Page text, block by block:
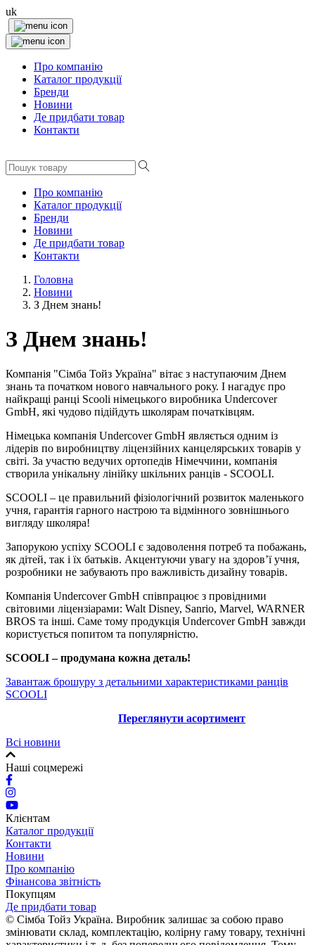
uk
Про компанію
Каталог продукції
Бренди
Новини
Де придбати товар
Контакти
Про компанію
Каталог продукції
Бренди
Новини
Де придбати товар
Контакти
Головна
Новини
З Днем знань!
З Днем знань!
Компанія "Сімба Тойз Україна" вітає з наступаючим Днем
знань та початком нового навчального року. І нагадує про
найкращі ранці Scooli німецького виробника Undercover
GmbH, які чудово підійдуть школярам початківцям.
Німецька компанія Undercover GmbH являється одним із
лідерів по виробництву ліцензійних канцелярських товарів у
світі. За участю ведучих ортопедів Німеччини, компанія
створила унікальну лінійку шкільних ранців - SCOOLI.
SCOOLI – це правильний фізіологічний розвиток маленького
учня, гарантія гарного настрою та відмінного зовнішнього
вигляду школяра!
Запорукою успіху SCOOLI є задоволення потреб та побажань,
як дітей, так і їх батьків. Акцентуючи увагу на здоров’ї учня,
розробники не забувають про важливість дизайну товарів.
Компанія Undercover GmbH співпрацює з провідними
світовими ліцензіарами: Walt Disney, Sanrio, Marvel, WARNER
BROS та інші. Саме тому продукція Undercover GmbH завжди
користується попитом та популярністю.
SCOOLI – продумана кожна деталь!
Завантаж брошуру з детальними характеристиками ранців
SCOOLI
Переглянути асортимент
Всі новини
Наші соцмережі
Клієнтам
Каталог продукції
Контакти
Новини
Про компанію
Фінансова звітність
Покупцям
Де придбати товар
© Сімба Тойз Україна. Виробник залишає за собою право
змінювати склад, комплектацію, колірну гаму товару, технічні